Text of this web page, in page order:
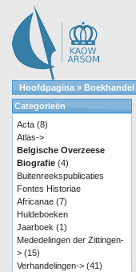
Hoofdpagina » Boekhandel
Categorieën
Acta (8)
Atlas->
Belgische Overzeese
Biografie (4)
Buitenreekspublicaties
Fontes Historiae
Africanae (7)
Huldeboeken
Jaarboek (1)
Mededelingen der Zittingen-
> (15)
Verhandelingen-> (41)